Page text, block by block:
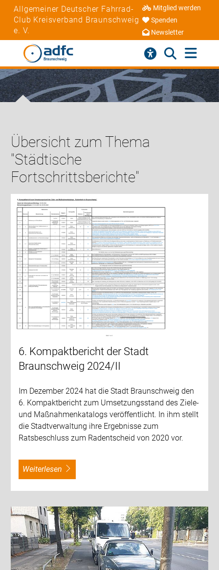
Allgemeiner Deutscher Fahrrad-
Club Kreisverband Braunschweig
e. V.
Mitglied werden
Spenden
Newsletter
Übersicht zum Thema
"Städtische
Fortschrittsberichte"
6. Kompaktbericht der Stadt
Braunschweig 2024/II
Im Dezember 2024 hat die Stadt Braunschweig den
6. Kompaktbericht zum Umsetzungsstand des Ziele-
und Maßnahmenkatalogs veröffentlicht. In ihm stellt
die Stadtverwaltung ihre Ergebnisse zum
Ratsbeschluss zum Radentscheid von 2020 vor.
weiterlesen